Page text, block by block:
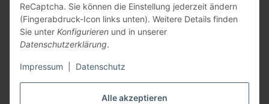
Alle akzeptieren
ReCaptcha. Sie können die Einstellung jederzeit ändern
(Fingerabdruck-Icon links unten). Weitere Details finden
Sie unter Konfigurieren und in unserer
Datenschutzerklärung.
Impressum Datenschutz
Vertrag widerrufen